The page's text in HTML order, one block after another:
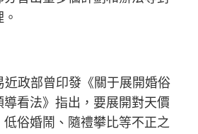
政部曾印發《關于展開婚俗
看法》指出，要展開對天價
俗婚鬧、隨禮攀比等不正之